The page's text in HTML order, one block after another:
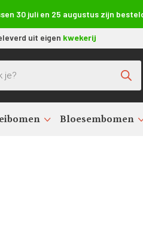
30 juli en 25 augustus zijn
Bloesembomen
uit eigen kwekerij